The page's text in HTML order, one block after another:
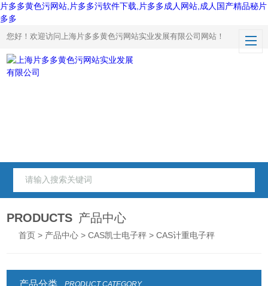
片多多黄色污网站,片多多污软件下载,片多多成人网站,成人国产精品秘片
多多
您好！欢迎访问上海片多多黄色污网站实业发展有限公司网站！
PRODUCTS 产品中心
首页 > 产品中心 >CAS凯士电子秤 > CAS计重电子秤
产品分类 PRODUCT CATEGORY